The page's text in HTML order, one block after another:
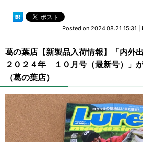
Posted on 2024.08.21 15:31
葛の葉店【新製品入荷情報】「内外
２０２４年 １０月号（最新号）」
（葛の葉店）